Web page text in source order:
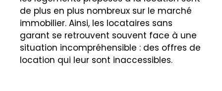
de plus en plus nombreux sur le marché
immobilier. Ainsi, les locataires sans
garant se retrouvent souvent face à une
situation incompréhensible : des offres de
location qui leur sont inaccessibles.